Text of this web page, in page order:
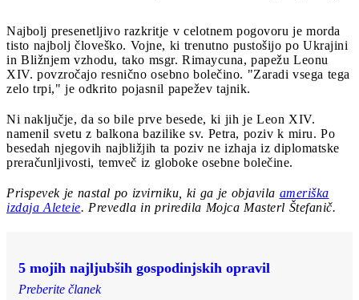
Najbolj presenetljivo razkritje v celotnem pogovoru je morda
tisto najbolj človeško. Vojne, ki trenutno pustošijo po Ukrajini
in Bližnjem vzhodu, tako msgr. Rimaycuna, papežu Leonu
XIV. povzročajo resnično osebno bolečino. "Zaradi vsega tega
zelo trpi," je odkrito pojasnil papežev tajnik.
Ni naključje, da so bile prve besede, ki jih je Leon XIV.
namenil svetu z balkona bazilike sv. Petra, poziv k miru. Po
besedah njegovih najbližjih ta poziv ne izhaja iz diplomatske
preračunljivosti, temveč iz globoke osebne bolečine.
Prispevek je nastal po izvirniku, ki ga je objavila ameriška
izdaja Aleteie. Prevedla in priredila Mojca Masterl Štefanič.
5 mojih najljubših gospodinjskih opravil
Preberite članek